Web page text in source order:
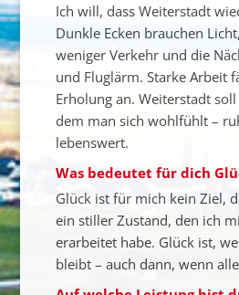
Ich will, dass Weiterstadt
Dunkle Ecken brauchen
weniger Verkehr und die
und Fluglärm. Starke Arbeit
Erholung an. Weiterstadt
dem man sich wohlfühlt –
lebenswert.
Was bedeutet für dich
Glück ist für mich kein Ziel,
ein stiller Zustand, den ich
erarbeitet habe. Glück ist,
bleibt – auch dann, wenn